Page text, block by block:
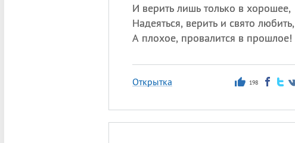
И верить лишь только в хорошее,
Надеяться, верить и свято любить,
А плохое, провалится в прошлое!
Открытка 198